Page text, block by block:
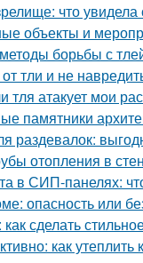
что увидела
объекты и
борьбы с
от тли и не
тля атакует мои
памятники
раздевалок:
отопления в
в СИП-панелях:
опасность или
сделать
как